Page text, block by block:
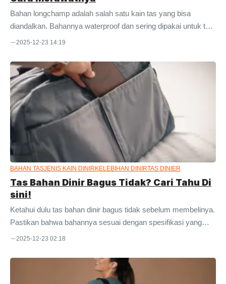
Bahan longchamp adalah salah satu kain tas yang bisa
diandalkan. Bahannya waterproof dan sering dipakai untuk tas
branded. Bagi para pencinta dan kolektor bag, material ini
dikenal memiliki banyak kelebihan. Namun, masih banyak
juga yang awam dengan namanya. Khususnya buat orang
yang tidak terlalu memikirkan bahan saat membeli tas. Jika
Anda ingin tahu lebih banyak tentang material ini, maka silakan
simak ulasan ini sampai akhir. Kami akan membahasnya
dalam artikel ini. Bahan ...
2025-12-23 14:19
BAHAN TASJENIS KAIN DINIR KELEBIHAN DINIRTAS DINIER
Tas Bahan Dinir Bagus Tidak? Cari Tahu Di
sini!
Ketahui dulu tas bahan dinir bagus tidak sebelum membelinya.
Pastikan bahwa bahannya sesuai dengan spesifikasi yang
Anda butuhkan. Dinir pada dasarnya adalah istilah yang
benang. Benang inilah yang nantinya akan disatukan hingga
membentuk kain. Selain itu, dinier juga mengacu pada isian
2025-12-23 02:18